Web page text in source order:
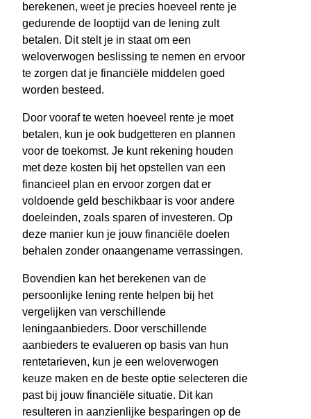
berekenen, weet je precies hoeveel rente je
gedurende de looptijd van de lening zult
betalen. Dit stelt je in staat om een
weloverwogen beslissing te nemen en ervoor
te zorgen dat je financiële middelen goed
worden besteed.
Door vooraf te weten hoeveel rente je moet
betalen, kun je ook budgetteren en plannen
voor de toekomst. Je kunt rekening houden
met deze kosten bij het opstellen van een
financieel plan en ervoor zorgen dat er
voldoende geld beschikbaar is voor andere
doeleinden, zoals sparen of investeren. Op
deze manier kun je jouw financiële doelen
behalen zonder onaangename verrassingen.
Bovendien kan het berekenen van de
persoonlijke lening rente helpen bij het
vergelijken van verschillende
leningaanbieders. Door verschillende
aanbieders te evalueren op basis van hun
rentetarieven, kun je een weloverwogen
keuze maken en de beste optie selecteren die
past bij jouw financiële situatie. Dit kan
resulteren in aanzienlijke besparingen op de